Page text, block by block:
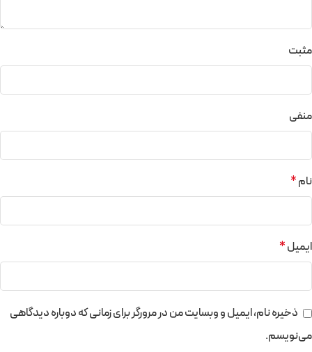
مثبت
منفی
نام*
ایمیل*
ذخیره نام، ایمیل و وبسایت من در مرورگر برای زمانی که دوباره دیدگاهی
می‌نویسم.